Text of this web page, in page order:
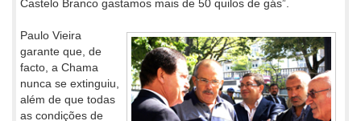
Castelo Branco gastamos mais de 50 quilos de gás”.
Paulo Vieira
garante que, de
facto, a Chama
nunca se extinguiu,
além de que todas
as condições de